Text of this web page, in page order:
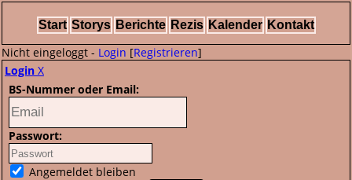
Start Storys Berichte Rezis Kalender Kontakt
Nicht eingeloggt - Login [Registrieren]
Login X
BS-Nummer oder Email:
Passwort:
Angemeldet bleiben